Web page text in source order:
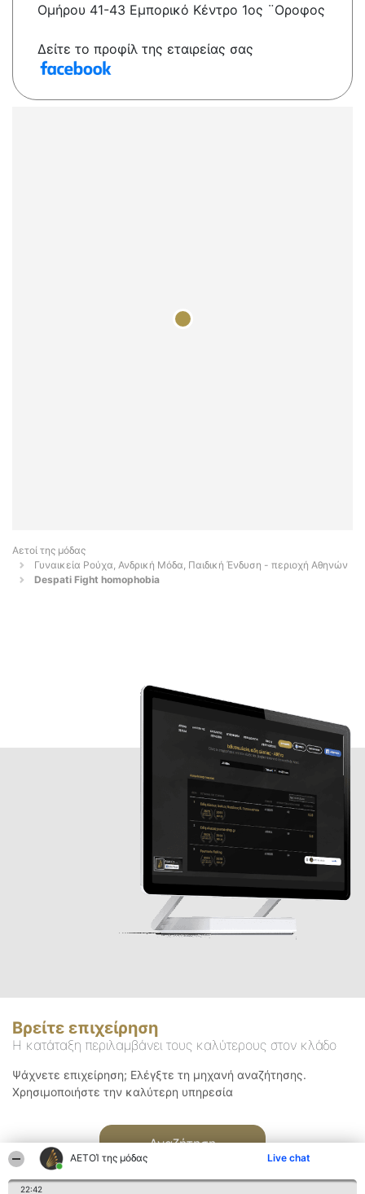
ΑΕΤΟΊ της μόδας Live chat
22:42
Ομήρου 41-43 Εμπορικό Κέντρο 1ος ¨Οροφος
Δείτε το προφίλ της εταιρείας σας
Αετοί της μόδας
Γυναικεία Ρούχα, Ανδρική Μόδα, Παιδική Ένδυση - περιοχή Αθηνών
Despati Fight homophobia
Βρείτε επιχείρηση
Η κατάταξη περιλαμβάνει τους καλύτερους στον κλάδο
Ψάχνετε επιχείρηση; Ελέγξτε τη μηχανή αναζήτησης.
Χρησιμοποιήστε την καλύτερη υπηρεσία
Αναζήτηση